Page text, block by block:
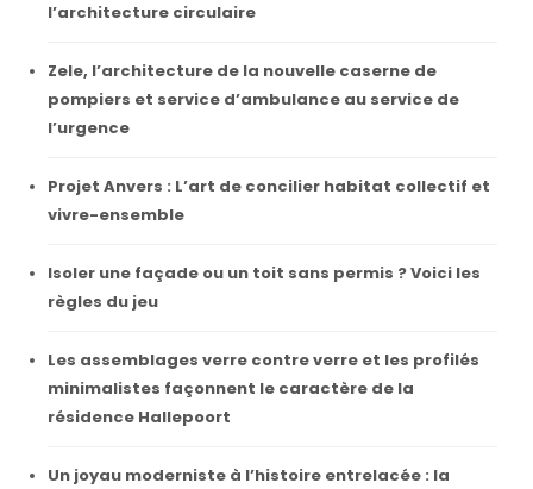
l’architecture circulaire
Zele, l’architecture de la nouvelle caserne de
pompiers et service d’ambulance au service de
l’urgence
Projet Anvers : L’art de concilier habitat collectif et
vivre-ensemble
Isoler une façade ou un toit sans permis ? Voici les
règles du jeu
Les assemblages verre contre verre et les profilés
minimalistes façonnent le caractère de la
résidence Hallepoort
Un joyau moderniste à l’histoire entrelacée : la